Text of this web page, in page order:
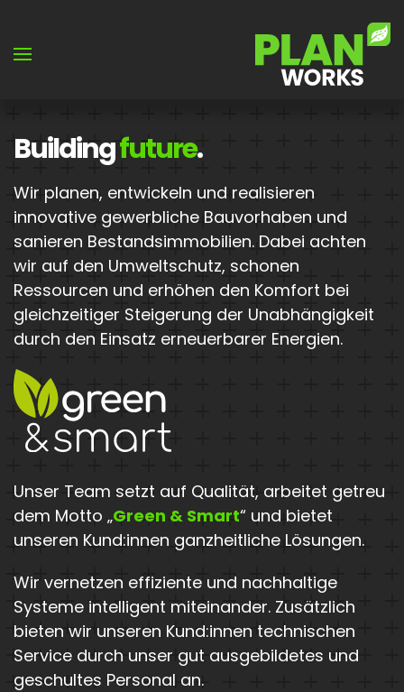
Buildingfuture.
Wir planen, entwickeln und realisieren
innovative gewerbliche Bauvorhaben und
sanieren Bestandsimmobilien. Dabei achten
wir auf den Umweltschutz, schonen
Ressourcen und erhöhen den Komfort bei
gleichzeitiger Steigerung der Unabhängigkeit
durch den Einsatz erneuerbarer Energien.
Unser Team setzt auf Qualität, arbeitet getreu
dem Motto „Green & Smart“ und bietet
unseren Kund:innen ganzheitliche Lösungen.
Wir vernetzen effiziente und nachhaltige
Systeme intelligent miteinander. Zusätzlich
bieten wir unseren Kund:innen technischen
Service durch unser gut ausgebildetes und
geschultes Personal an.